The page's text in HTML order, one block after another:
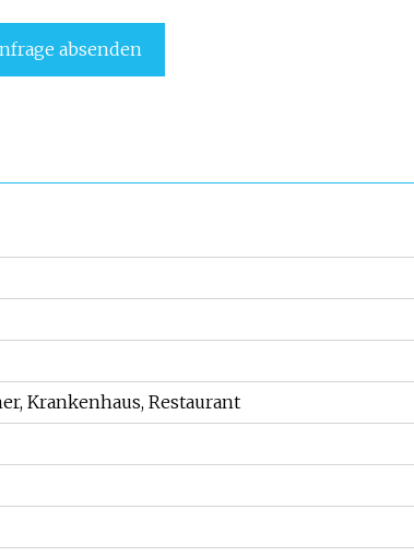
absenden
Krankenhaus, Restaurant